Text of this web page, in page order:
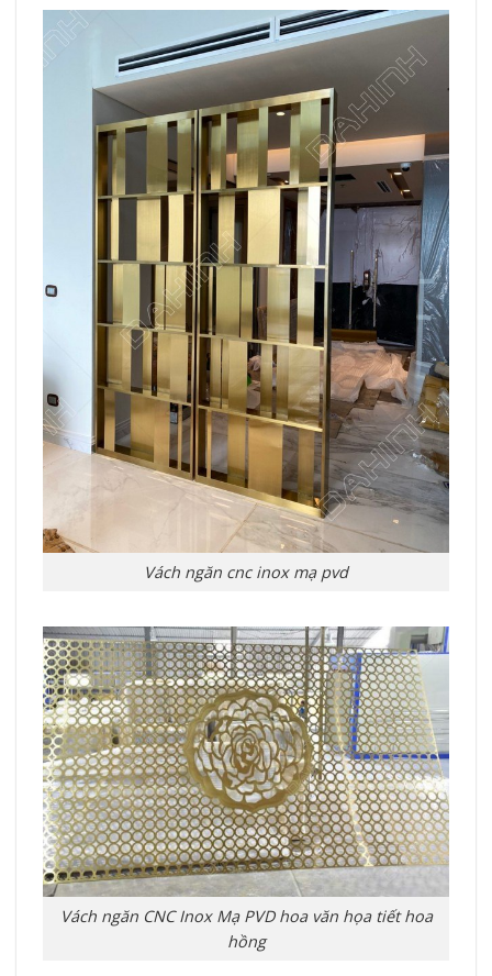
Vách ngăn cnc inox mạ pvd
Vách ngăn CNC Inox Mạ PVD hoa văn họa tiết hoa
hồng